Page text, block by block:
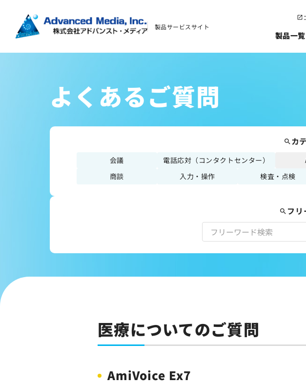
導入事例
資料ダウンロード
サイトのご利用について
製品サービスサイト
製品一覧
よくあるご質問
カ
会議 電話応対（コンタクトセンター）
商談
入力・操作 検査・点検
フ
医療についてのご質問
AmiVoice Ex7